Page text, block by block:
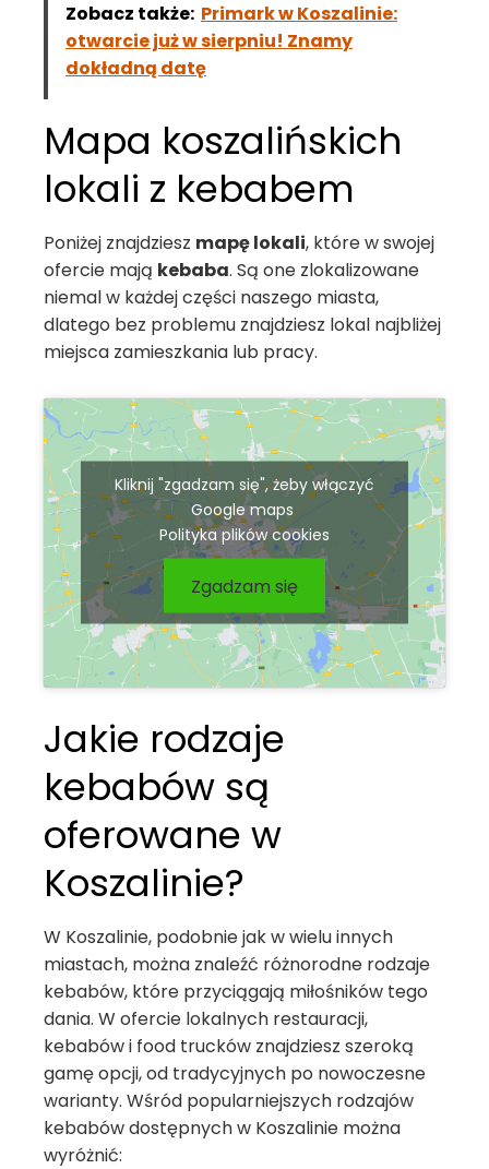
Zobacz także: Primark w Koszalinie:
otwarcie już w sierpniu! Znamy
dokładną datę
Mapa koszalińskich
lokali z kebabem
Poniżej znajdziesz mapę lokali, które w swojej
ofercie mają kebaba. Są one zlokalizowane
niemal w każdej części naszego miasta,
dlatego bez problemu znajdziesz lokal najbliżej
miejsca zamieszkania lub pracy.
Kliknij "zgadzam się", żeby włączyć
Google maps
Polityka plików cookies
Zgadzam się
Jakie rodzaje
kebabów są
oferowane w
Koszalinie?
W Koszalinie, podobnie jak w wielu innych
miastach, można znaleźć różnorodne rodzaje
kebabów, które przyciągają miłośników tego
dania. W ofercie lokalnych restauracji,
kebabów i food trucków znajdziesz szeroką
gamę opcji, od tradycyjnych po nowoczesne
warianty. Wśród popularniejszych rodzajów
kebabów dostępnych w Koszalinie można
wyróżnić: